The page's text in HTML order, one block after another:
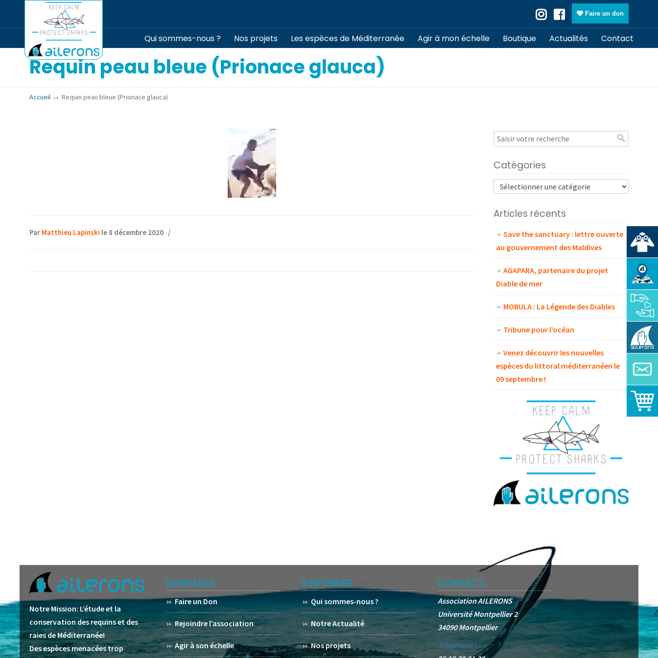
Faire un don
Qui sommes-nous ? Nos projets Les espèces de Méditerranée Agir à mon échelle Boutique Actualités Contact
Requin peau bleue (Prionace glauca)
Accueil →Requin peau bleue (Prionace glauca)
Par Matthieu Lapinski le 8 décembre 2020 /
Catégories
Articles récents
Save the sanctuary : lettre ouverte
au gouvernement des Maldives
AGAPARA, partenaire du projet
Diable de mer
MOBULA : La Légende des Diables
Tribune pour l’océan
Venez découvrir les nouvelles
espèces du littoral méditerranéen le
09 septembre !
Notre Mission: L’étude et la
conservation des requins et des
raies de Méditerranée!
Des espèces menacées trop
S’ENGAGER
Faire un Don
Rejoindre l’association
Agir à son échelle
S’INFORMER
Qui sommes-nous ?
Notre Actualité
Nos projets
CONTACT
Association AILERONS
Université Montpellier 2
34090 Montpellier
Téléphone :